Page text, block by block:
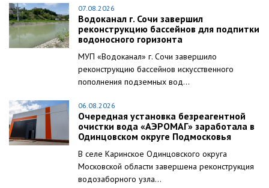
07.08.2026
Водоканал г. Сочи завершил
реконструкцию бассейнов для подпитки
водоносного горизонта
МУП «Водоканал» г. Сочи завершило
реконструкцию бассейнов искусственного
пополнения подземных вод...
06.08.2026
Очередная установка безреагентной
очистки вода «АЭРОМАГ» заработала в
Одинцовском округе Подмосковья
В селе Каринское Одинцовского округа
Московской области завершена реконструкция
водозаборного узла...